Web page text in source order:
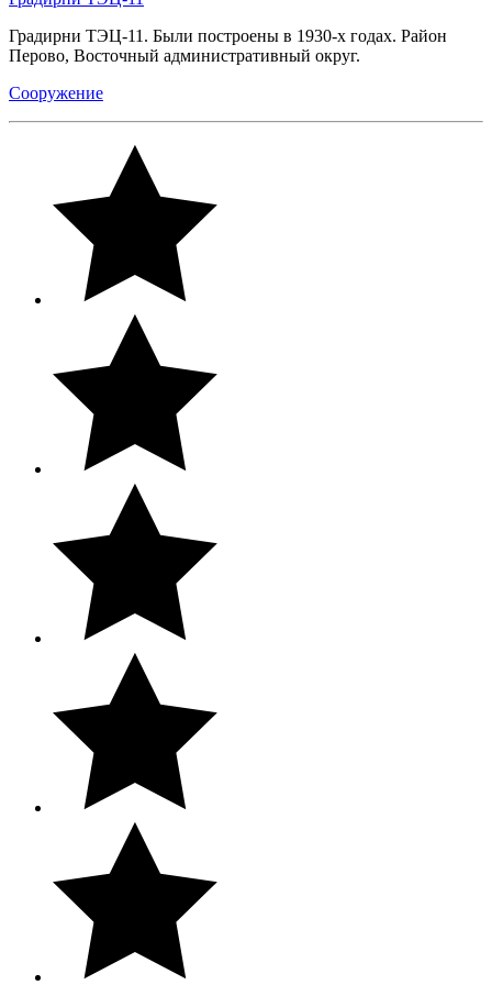
Градирни ТЭЦ-11. Были построены в 1930-х годах. Район
Перово, Восточный административный округ.
Сооружение